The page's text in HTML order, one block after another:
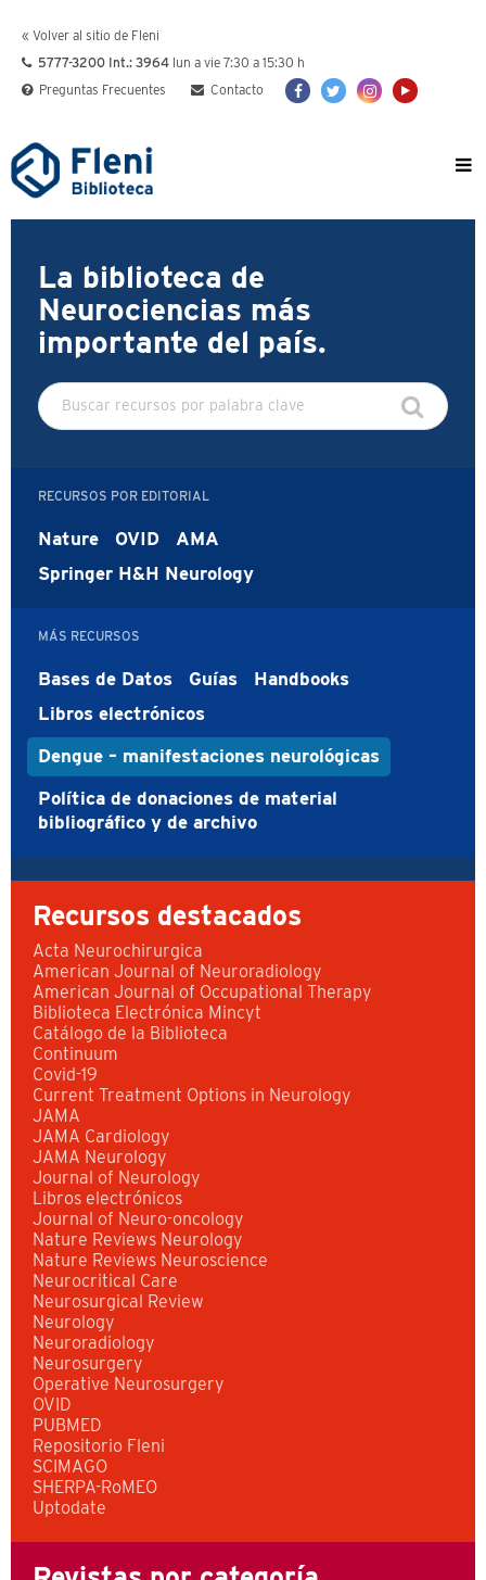
« Volver al sitio de Fleni
5777-3200 Int.: 3964 lun a vie 7:30 a 15:30 h
Preguntas Frecuentes
Contacto
La biblioteca de
Neurociencias más
importante del país.
RECURSOS POR EDITORIAL
Nature OVID
AMA
Springer H&H Neurology
MÁS RECURSOS
Bases de Datos Guías
Handbooks
Libros electrónicos
Dengue – manifestaciones neurológicas
Política de donaciones de material
bibliográfico y de archivo
Recursos destacados
Acta Neurochirurgica
American Journal of Neuroradiology
American Journal of Occupational Therapy
Biblioteca Electrónica Mincyt
Catálogo de la Biblioteca
Continuum
Covid-19
Current Treatment Options in Neurology
JAMA
JAMA Cardiology
JAMA Neurology
Journal of Neurology
Libros electrónicos
Journal of Neuro-oncology
Nature Reviews Neurology
Nature Reviews Neuroscience
Neurocritical Care
Neurosurgical Review
Neurology
Neuroradiology
Neurosurgery
Operative Neurosurgery
OVID
PUBMED
Repositorio Fleni
SCIMAGO
SHERPA-RoMEO
Uptodate